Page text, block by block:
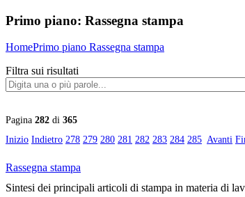
Primo piano: Rassegna stampa
HomePrimo piano Rassegna stampa
Filtra sui risultati
Pagina 282 di 365
Inizio Indietro 278 279 280 281 282 283 284 285 Avanti
Rassegna stampa
Sintesi dei principali articoli di stampa in materia di